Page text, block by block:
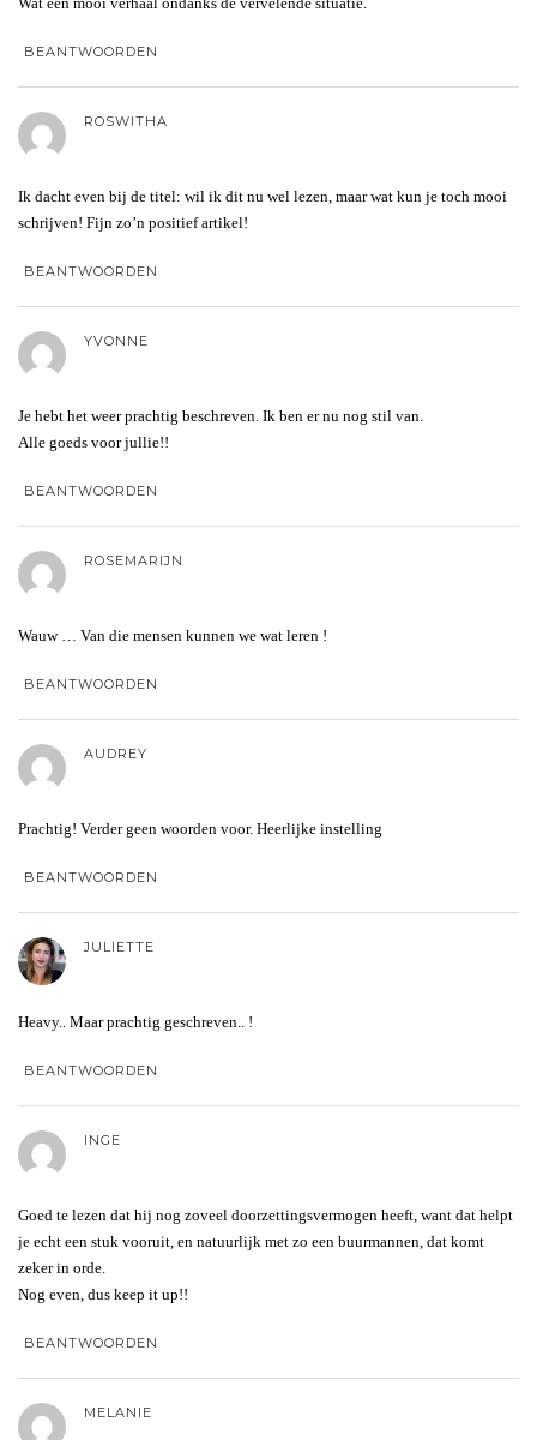
BEANTWOORDEN
ROSWITHA
Ik dacht even bij de titel: wil ik dit nu wel lezen, maar wat kun je toch mooi
schrijven! Fijn zo’n positief artikel!
BEANTWOORDEN
YVONNE
Je hebt het weer prachtig beschreven. Ik ben er nu nog stil van.
Alle goeds voor jullie!!
BEANTWOORDEN
ROSEMARIJN
Wauw … Van die mensen kunnen we wat leren !
BEANTWOORDEN
AUDREY
Prachtig! Verder geen woorden voor. Heerlijke instelling
BEANTWOORDEN
JULIETTE
Heavy.. Maar prachtig geschreven.. !
BEANTWOORDEN
INGE
Goed te lezen dat hij nog zoveel doorzettingsvermogen heeft, want dat helpt
je echt een stuk vooruit, en natuurlijk met zo een buurmannen, dat komt
zeker in orde.
Nog even, dus keep it up!!
BEANTWOORDEN
MELANIE